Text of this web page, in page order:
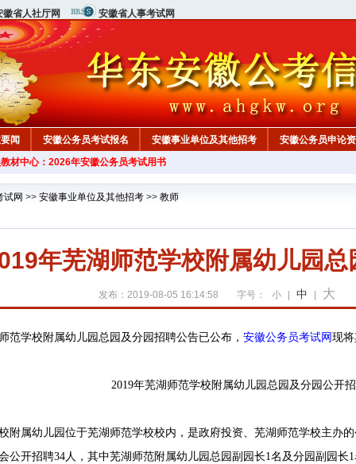
徽省人社厅网 安徽省人事考试网
闻 安徽公务员考试报名 安徽事业单位及其他招考 安徽公务员申论
材中心：2026年安徽公务员考试用书
试网 >> 安徽事业单位及其他招考 >> 教师
年芜湖师范学校附属幼儿园
发布：2019-08-05 16:14:58 字号： 小 中 大
学校附属幼儿园总园及分园招聘公告已公布， 安徽公务员考试网现将
2019年芜湖师范学校附属幼儿园总园及分园公开
属幼儿园位于芜湖师范学校校内，是政府投资、芜湖师范学校主办
公开招聘34人，其中芜湖师范附属幼儿园总园副园长1名及分园副园长